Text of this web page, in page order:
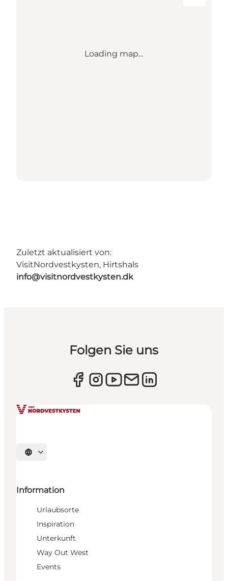
Loading map...
Zuletzt aktualisiert von:
VisitNordvestkysten, Hirtshals
info@visitnordvestkysten.dk
Folgen Sie uns
Sprache auswählen
Information
Urlaubsorte
Inspiration
Unterkunft
Way Out West
Events